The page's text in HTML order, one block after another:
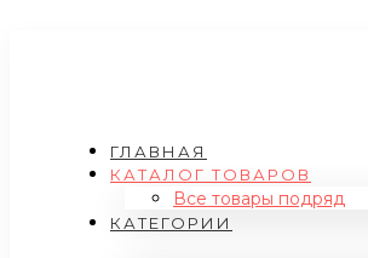
ГЛАВНАЯ
КАТАЛОГ ТОВАРОВ
Все товары подряд
КАТЕГОРИИ